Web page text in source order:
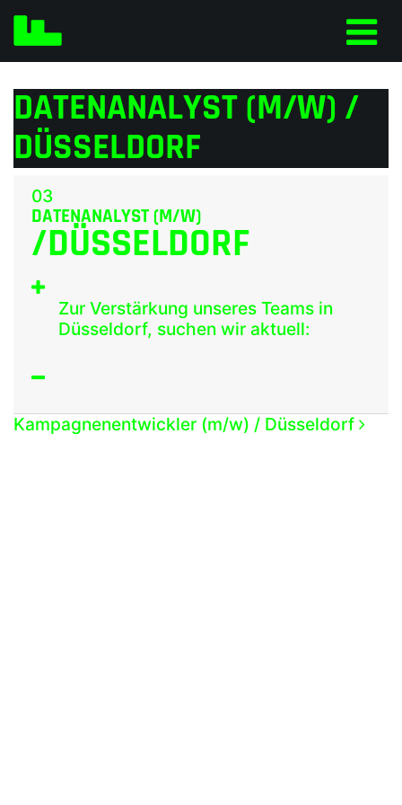
DATENANALYST (M/W) /
DÜSSELDORF
03
DATENANALYST (M/W)
/DÜSSELDORF
Zur Verstärkung unseres Teams in
Düsseldorf, suchen wir aktuell:
Beitrags- Navigation
Kampagnenentwickler (m/w) / Düsseldorf